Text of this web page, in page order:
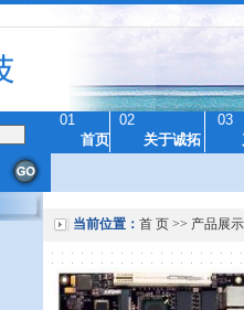
01 02
03
首页
关于诚拓
当前位置： 首 页>> 产品展示